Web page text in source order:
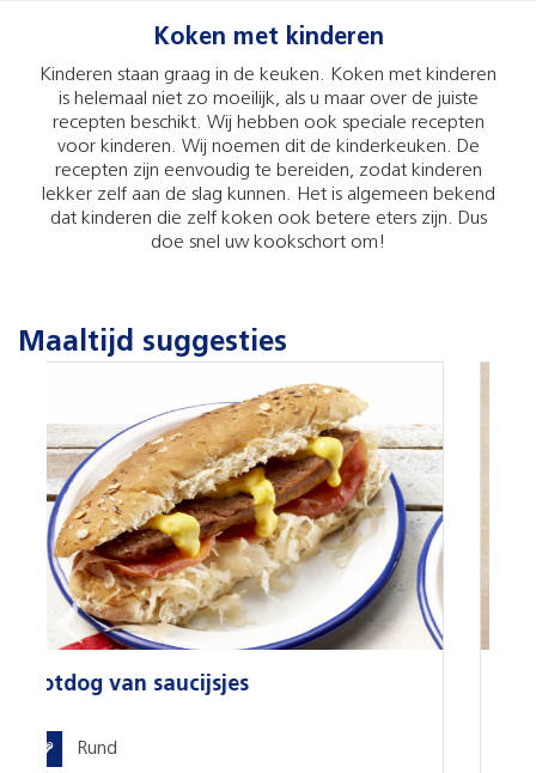
Koken met kinderen
Kinderen staan graag in de keuken. Koken met kinderen
is helemaal niet zo moeilijk, als u maar over de juiste
recepten beschikt. Wij hebben ook speciale recepten
voor kinderen. Wij noemen dit de kinderkeuken. De
recepten zijn eenvoudig te bereiden, zodat kinderen
lekker zelf aan de slag kunnen. Het is algemeen bekend
dat kinderen die zelf koken ook betere eters zijn. Dus
doe snel uw kookschort om!
Maaltijd suggesties
Slaatje met gebakken appel en